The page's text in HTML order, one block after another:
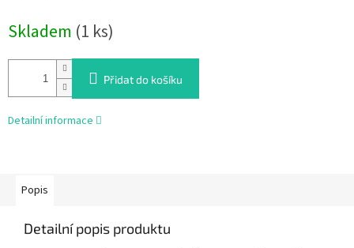
cena:
Skladem (1 ks)
Přidat do košíku
Detailní informace
Popis
Detailní popis produktu